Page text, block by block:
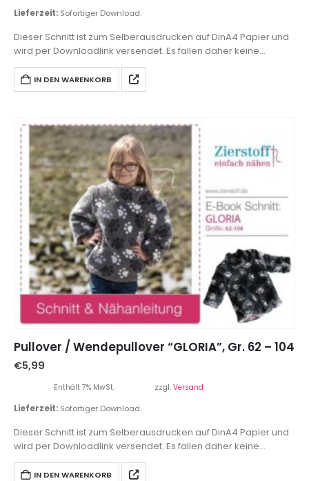
Lieferzeit: Sofortiger Download.
Dieser Schnitt ist zum Selberausdrucken auf DinA4 Papier und
wird per Downloadlink versendet. Es fallen daher keine
Versandkosten an.
IN DEN WARENKORB
Pullover / Wendepullover “GLORIA”, Gr. 62 – 104
€5,99
Enthält 7% MwSt. zzgl. Versand
Lieferzeit: Sofortiger Download.
Dieser Schnitt ist zum Selberausdrucken auf DinA4 Papier und
wird per Downloadlink versendet. Es fallen daher keine
Versandkosten an.
IN DEN WARENKORB